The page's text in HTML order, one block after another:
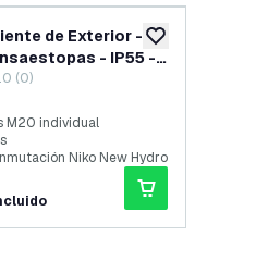
añadir a lista
de Exterior - 2
- IP55 -
(0)
M20 individual
Niko New Hydro